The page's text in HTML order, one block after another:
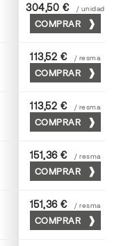
Cromo
304,50 € / unidad
COMPRAR
Yema
113,52 € / resma
COMPRAR
Mediterraneo
113,52 € / resma
COMPRAR
Cendra
151,36 € / resma
COMPRAR
Atlantic
151,36 € / resma
COMPRAR